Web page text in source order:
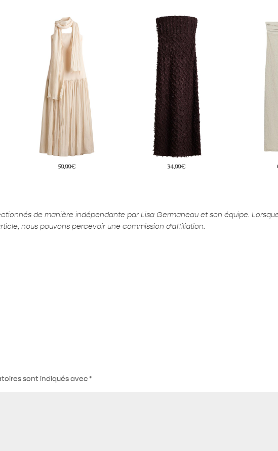
34,99€ 69,95€
de manière indépendante par Lisa Germaneau et son équipe.
nous pouvons percevoir une commission d’affiliation.
sont indiqués avec*